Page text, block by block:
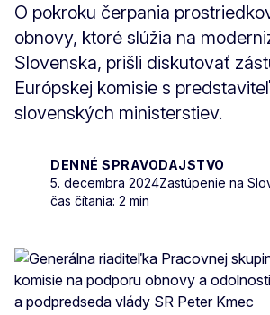
O pokroku čerpania
obnovy, ktoré slúžia na
Slovenska, prišli diskutovať
Európskej komisie s
slovenských ministerstiev.
DENNÉ SPRAVODAJSTVO
5. decembra 2024Zastúpenie na
čas čítania: 2 min